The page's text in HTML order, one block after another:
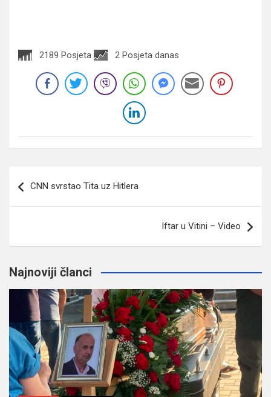
2189 Posjeta 2 Posjeta danas
članaka
CNN svrstao Tita uz Hitlera
Iftar u Vitini – Video
Najnoviji članci